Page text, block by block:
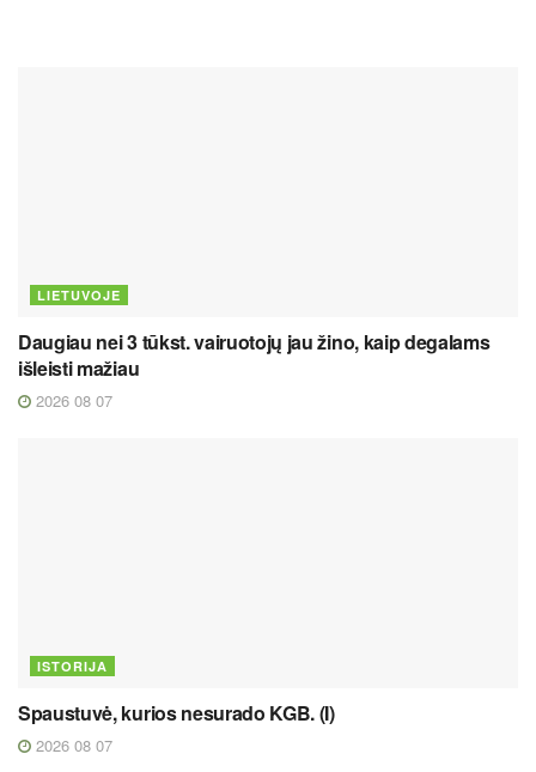
LIETUVOJE
Daugiau nei 3 tūkst. vairuotojų jau žino, kaip degalams
išleisti mažiau
2026 08 07
ISTORIJA
Spaustuvė, kurios nesurado KGB. (I)
2026 08 07